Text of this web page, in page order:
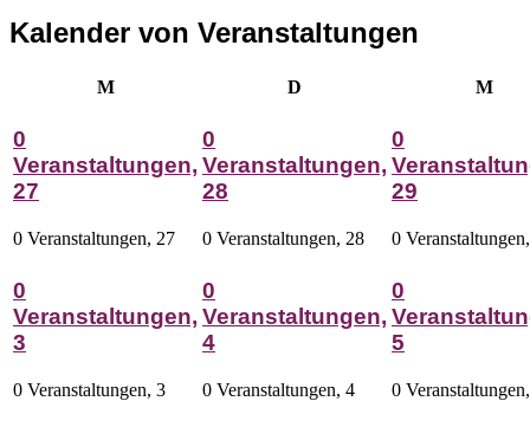
Kalender von Veranstaltungen
MMontag D M
0
Veranstaltungen,
27
0 Veranstaltungen, 27
0
Veranstaltungen,
28
0 Veranstaltungen, 28
0
29
0
0
Veranstaltungen,
3
0 Veranstaltungen, 3
0
Veranstaltungen,
4
0 Veranstaltungen, 4
0
5
0